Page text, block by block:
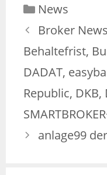
News
Broker
Behaltefrist,
DADAT,
Republic, DKB,
anlage99